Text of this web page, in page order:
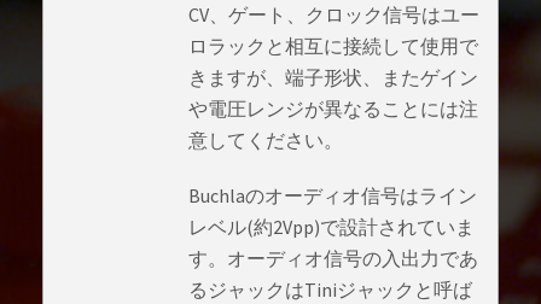
CV、ゲート、クロック信号はユー
ロラックと相互に接続して使用で
きますが、端子形状、またゲイン
や電圧レンジが異なることには注
意してください。
Buchlaのオーディオ信号はライン
レベル(約2Vpp)で設計されていま
す。オーディオ信号の入出力であ
るジャックはTiniジャックと呼ば